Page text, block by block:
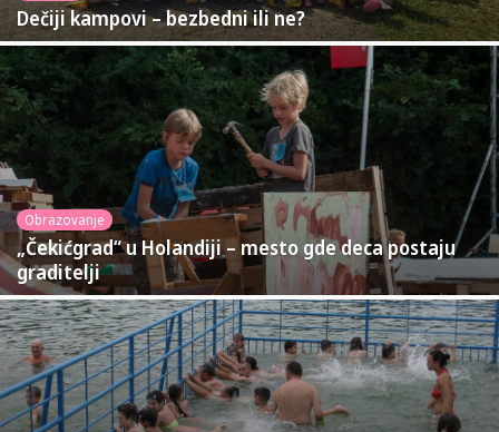
Dečiji kampovi – bezbedni ili ne?
Obrazovanje
„Čekićgrad“ u Holandiji – mesto gde deca postaju
graditelji